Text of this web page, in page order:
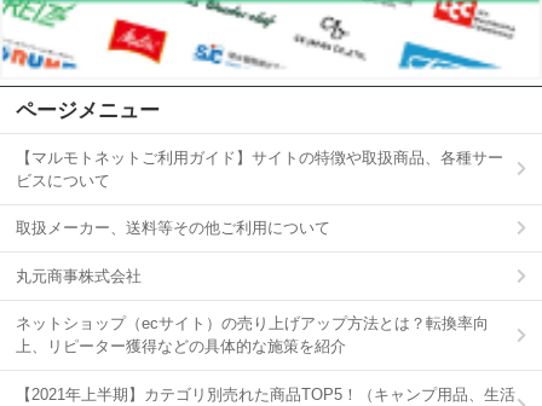
ページメニュー
【マルモトネットご利用ガイド】サイトの特徴や取扱商品、各種サー
ビスについて
取扱メーカー、送料等その他ご利用について
丸元商事株式会社
ネットショップ（ecサイト）の売り上げアップ方法とは？転換率向
上、リピーター獲得などの具体的な施策を紹介
【2021年上半期】カテゴリ別売れた商品TOP5！（キャンプ用品、生活